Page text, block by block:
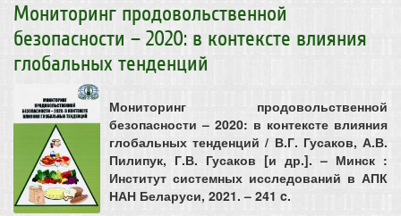
Мониторинг продовольственной
безопасности – 2020: в контексте влияния
глобальных тенденций
Мониторинг продовольственной
безопасности – 2020: в контексте влияния
глобальных тенденций / В.Г. Гусаков, А.В.
Пилипук, Г.В. Гусаков [и др.]. – Минск :
Институт системных исследований в АПК
НАН Беларуси, 2021. – 241 c.